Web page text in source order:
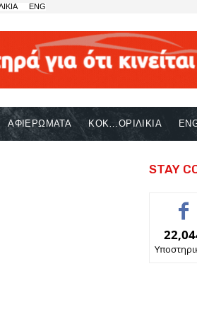
ENG
ΑΦΙΕΡΩΜΑΤΑ ΚΟΚ…ΟΡΙΛΙΚΙΑ
STAY